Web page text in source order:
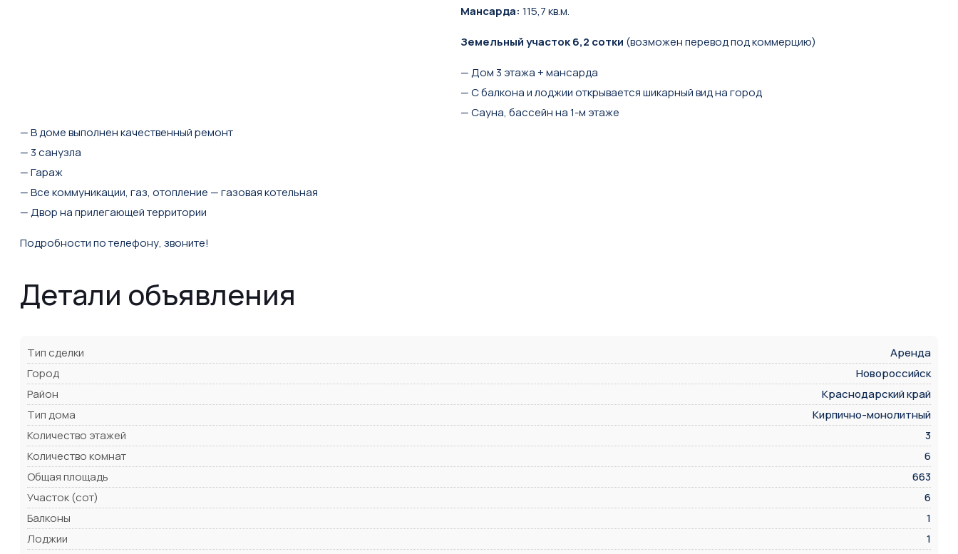
Мансарда:115,7 кв.м.
Земельный участок 6,2 сотки (возможен перевод под коммерцию)
— Дом 3 этажа + мансарда
— С балкона и лоджии открывается шикарный вид на город
— Сауна, бассейн на 1-м этаже
— В доме выполнен качественный ремонт
— 3 санузла
— Гараж
— Все коммуникации, газ, отопление — газовая котельная
— Двор на прилегающей территории
Подробности по телефону, звоните!
Детали объявления
Тип сделки
Аренда
Город
Новороссийск
Район
Краснодарский край
Тип дома
Кирпично-монолитный
Количество этажей
3
Количество комнат
6
Общая площадь
663
Участок (сот)
6
Балконы
1
Лоджии
1